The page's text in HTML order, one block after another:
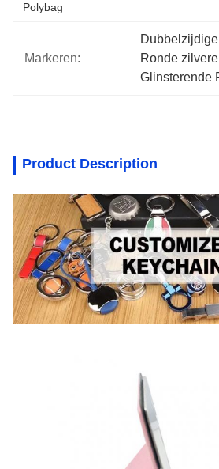
Polybag
Markeren:
Ronde
Glinsterende
Product Description